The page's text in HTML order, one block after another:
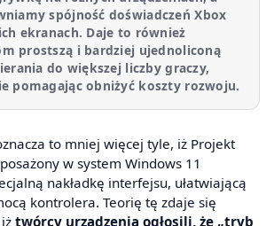
spójność doświadczeń Xbox
ekranach. Daje to również
prostszą i bardziej ujednoliconą
do większej liczby graczy,
pomagając obniżyć koszty rozwoju.
to mniej więcej tyle, iż Projekt
w system Windows 11
nakładkę interfejsu, ułatwiającą
kontrolera. Teorię tę zdaje się
twórcy urządzenia ogłosili, że „tryb